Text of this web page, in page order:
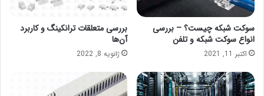
سوکت شبکه چیست؟ – بررسی
انواع سوکت شبکه و تلفن
اکتبر 11, 2021
بررسی متعلقات ترانکینگ و کاربرد
آن‌ها
ژانویه 8, 2022